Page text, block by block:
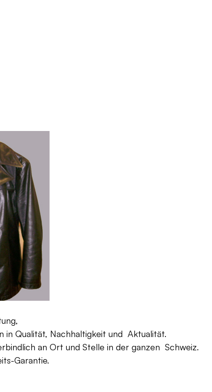
in Qualität, Nachhaltigkeit und Aktualität.
an Ort und Stelle in der ganzen Schweiz.
Garantie.